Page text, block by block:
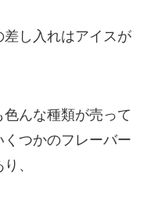
し入れはアイスが
んな種類が売って
つかのフレーバー
、